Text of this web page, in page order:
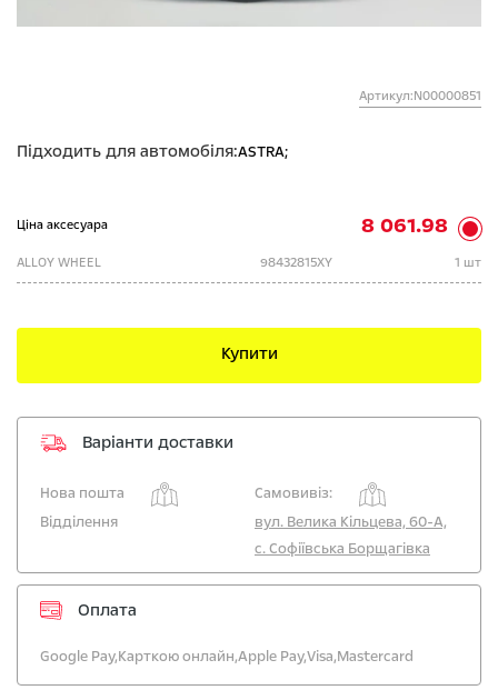
Артикул:N00000851
Підходить для автомобіля:ASTRA;
Ціна аксесуара 8 061.98
ALLOY WHEEL 98432815XY 1 шт
Купити
Варіанти доставки
Нова пошта
Самовивіз:
Відділення
вул. Велика Кільцева, 60-А,
с. Софіївська Борщагівка
Оплата
Google Pay,Карткою онлайн,Apple Pay,Visa,Mastercard